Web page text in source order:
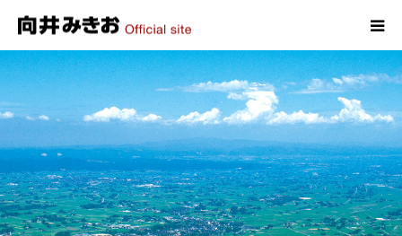
HOME
プロフィール
政策
活動報告